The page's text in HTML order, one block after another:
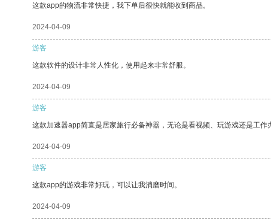
这款app的物流非常快捷，我下单后很快就能收到商品。
2024-04-09
游客
这款软件的设计非常人性化，使用起来非常舒服。
2024-04-09
游客
这款加速器app简直是居家旅行必备神器，无论是看视频、玩游戏还是工
2024-04-09
游客
这款app的游戏非常好玩，可以让我消磨时间。
2024-04-09